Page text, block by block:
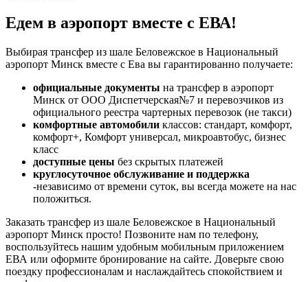
Едем в аэропорт вместе с ЕВА!
Выбирая трансфер из шале Беловежское в Национальный
аэропорт Минск вместе с Ева вы гарантированно получаете:
официальные документы на трансфер в аэропорт
Минск от ООО Диспетчерская№7 и перевозчиков из
официального реестра чартерных перевозок (не такси)
комфортные автомобили классов: стандарт, комфорт,
комфорт+, Комфорт универсал, микроавтобус, бизнес
класс
доступные цены без скрытых платежей
круглосуточное обслуживание и поддержка
-независимо от времени суток, вы всегда можете на нас
положиться.
Заказать трансфер из шале Беловежское в Национальный
аэропорт Минск просто! Позвоните нам по телефону,
воспользуйтесь нашим удобным мобильным приложением
ЕВА или оформите бронирование на сайте. Доверьте свою
поездку профессионалам и наслаждайтесь спокойствием и